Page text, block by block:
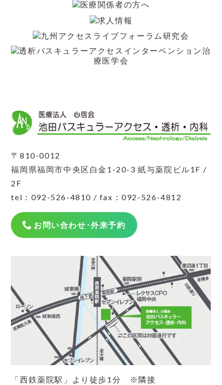
〒810-0012
福岡県福岡市中央区白金1-20-3 紙与薬院ビル1F /
2F
tel： 092-526-4810 / fax：092-526-4812
「西鉄薬院駅」より徒歩1分 ※隣接